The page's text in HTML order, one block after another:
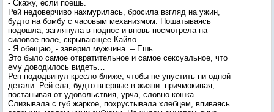
- Скажу, если поешь.
Рей недоверчиво нахмурилась, бросила взгляд на ужин,
будто на бомбу с часовым механизмом. Пошатываясь
подошла, заглянула в поднос и вновь посмотрела на
силовое поле, скрывающее Кайло.
- Я обещаю, - заверил мужчина. – Ешь.
Это было самое отвратительное и самое сексуальное, что
ему доводилось видеть…
Рен пододвинул кресло ближе, чтобы не упустить ни одной
детали. Рей ела, будто впервые в жизни: причмокивая,
постанывая от удовольствия, урча, словно кошка.
Слизывала с губ жаркое, похрустывала хлебцем, впиваясь